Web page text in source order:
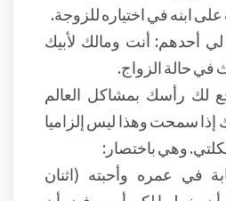
ابنه في اختياره للزوجة.
أحدهم: أنت ومالك لأبيك
في حالة الزواج.
لك رأسك بمشاكل العالم
إذا سمحت وهذا ليس إلزاميا
وهي باختصار:
في عمره وأحبته (اثنان